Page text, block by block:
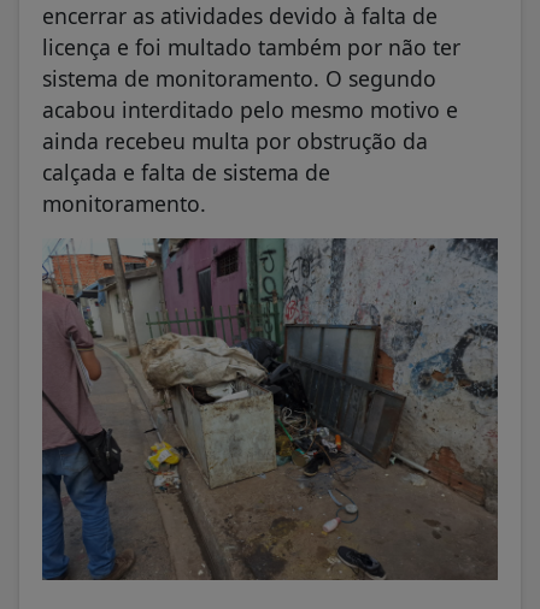
encerrar as atividades devido à falta de
licença e foi multado também por não ter
sistema de monitoramento. O segundo
acabou interditado pelo mesmo motivo e
ainda recebeu multa por obstrução da
calçada e falta de sistema de
monitoramento.